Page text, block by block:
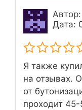
Дата:
Я также
на отзывах.
от
проходит